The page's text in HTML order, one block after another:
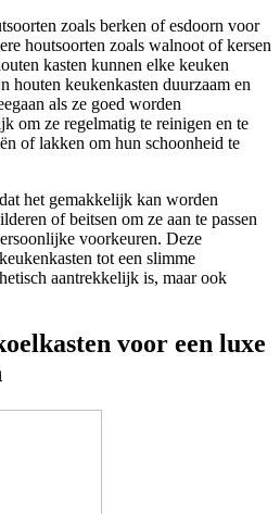
zoals berken of esdoorn voor
houtsoorten zoals walnoot of kersen
kasten kunnen elke keuken
houten keukenkasten duurzaam en
als ze goed worden
om ze regelmatig te reinigen en te
of lakken om hun schoonheid te
het gemakkelijk kan worden
of beitsen om ze aan te passen
voorkeuren. Deze
tot een slimme
aantrekkelijk is, maar ook
voor een luxe